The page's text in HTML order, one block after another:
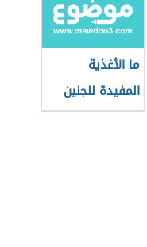
ما الأغذية
المفيدة للجنين